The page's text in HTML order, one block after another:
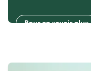
Pour en savoir plus